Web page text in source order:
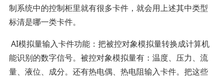
制系统中的控制柜里就有很多卡件，就会用上述其中类型
标清是哪一类卡件。
AI模拟量输入卡件功能：把被控对象模拟量转换成计算机
能识别的数字信号。被控对象模拟量有：温度、压力、流
量、液位、成分。还有热电偶、热电阻输入卡件。把这些